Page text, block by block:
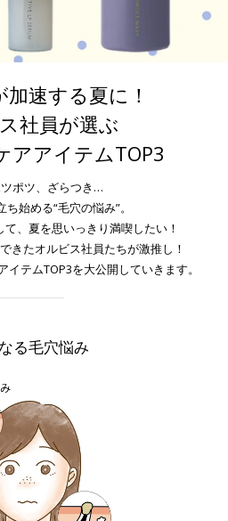
速する夏に！
社員が選ぶ
アアイテムTOP3
ポツ、ざらつき…
始める“毛穴の悩み”。
、夏を思いっきり満喫したい！
きたオルビス社員たちが激推し！
イテムTOP3を大公開していきます。
る毛穴悩み